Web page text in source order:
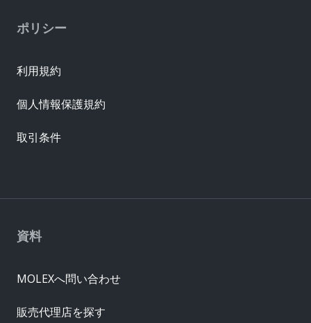
資料
MOLEXへ問い合わせ
販売代理店を探す
ポリシー
利用規約
個人情報保護規約
取引条件